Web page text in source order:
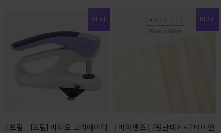
프림
[프림] 바리오 크리에이티
바이핸즈
[원단패키지] 바이핸